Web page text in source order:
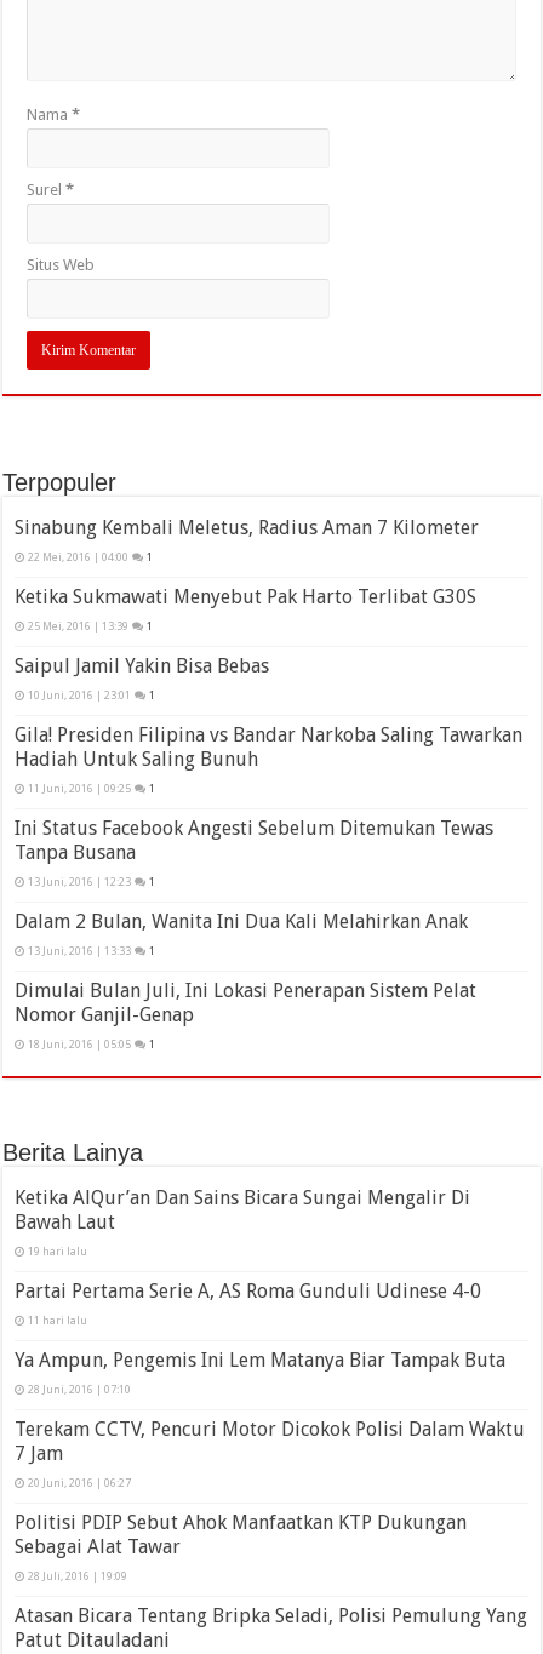
Nama*
Surel*
Situs Web
Terpopuler
Sinabung Kembali Meletus, Radius Aman 7 Kilometer
22 Mei, 2016 | 04:00 1
Ketika Sukmawati Menyebut Pak Harto Terlibat G30S
25 Mei, 2016 | 13:39 1
Saipul Jamil Yakin Bisa Bebas
10 Juni, 2016 | 23:01 1
Gila! Presiden Filipina vs Bandar Narkoba Saling Tawarkan
Hadiah Untuk Saling Bunuh
11 Juni, 2016 | 09:25 1
Ini Status Facebook Angesti Sebelum Ditemukan Tewas
Tanpa Busana
13 Juni, 2016 | 12:23 1
Dalam 2 Bulan, Wanita Ini Dua Kali Melahirkan Anak
13 Juni, 2016 | 13:33 1
Dimulai Bulan Juli, Ini Lokasi Penerapan Sistem Pelat
Nomor Ganjil-Genap
18 Juni, 2016 | 05:05 1
Berita Lainya
Ketika AlQur’an Dan Sains Bicara Sungai Mengalir Di
Bawah Laut
19 hari lalu
Partai Pertama Serie A, AS Roma Gunduli Udinese 4-0
11 hari lalu
Ya Ampun, Pengemis Ini Lem Matanya Biar Tampak Buta
28 Juni, 2016 | 07:10
Terekam CCTV, Pencuri Motor Dicokok Polisi Dalam Waktu
7 Jam
20 Juni, 2016 | 06:27
Politisi PDIP Sebut Ahok Manfaatkan KTP Dukungan
Sebagai Alat Tawar
28 Juli, 2016 | 19:09
Atasan Bicara Tentang Bripka Seladi, Polisi Pemulung Yang
Patut Ditauladani